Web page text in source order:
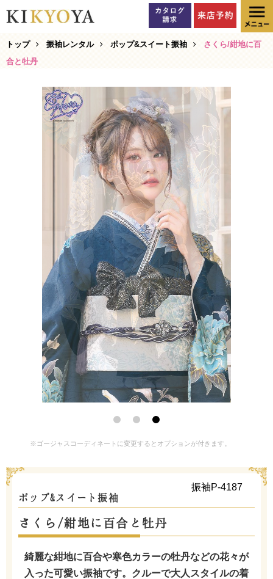
トップ 振袖レンタル ポップ&スイート振袖
さくら/紺地に百
合と牡丹
※ゴージャスコーディネートに変更するとオプションが付きます。
振袖P-4187
ポップ&スイート振袖
さくら/紺地に百合と牡丹
綺麗な紺地に百合や寒色カラーの牡丹などの花々が
入った可愛い振袖です。クルーで大人スタイルの着